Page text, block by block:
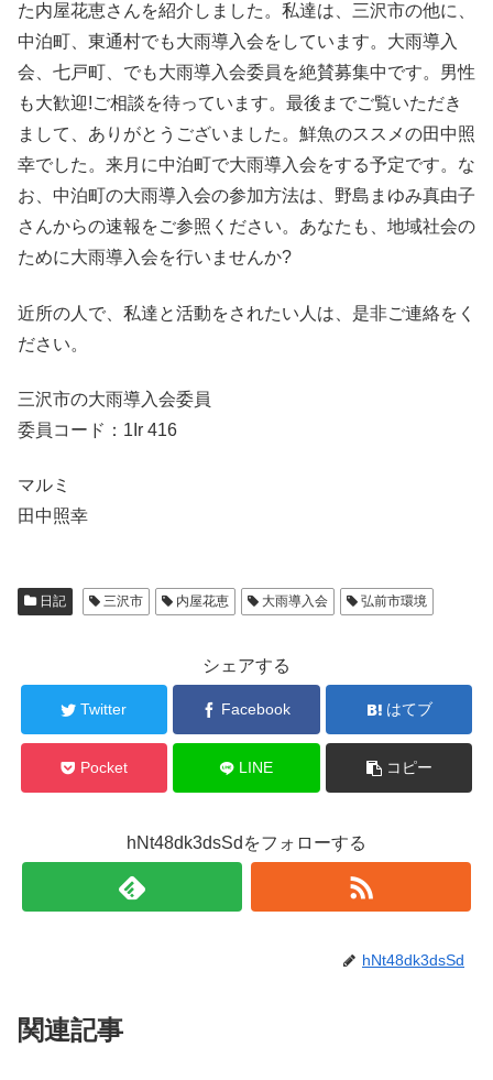
た内屋花恵さんを紹介しました。私達は、三沢市の他に、
中泊町、東通村でも大雨導入会をしています。大雨導入
会、七戸町、でも大雨導入会委員を絶賛募集中です。男性
も大歓迎!ご相談を待っています。最後までご覧いただき
まして、ありがとうございました。鮮魚のススメの田中照
幸でした。来月に中泊町で大雨導入会をする予定です。な
お、中泊町の大雨導入会の参加方法は、野島まゆみ真由子
さんからの速報をご参照ください。あなたも、地域社会の
ために大雨導入会を行いませんか?
近所の人で、私達と活動をされたい人は、是非ご連絡をく
ださい。
三沢市の大雨導入会委員
委員コード：1Ir 416
マルミ
田中照幸
日記 三沢市 内屋花恵 大雨導入会 弘前市環境
シェアする
Twitter Facebook はてブ
Pocket LINE コピー
hNt48dk3dsSdをフォローする
hNt48dk3dsSd
関連記事